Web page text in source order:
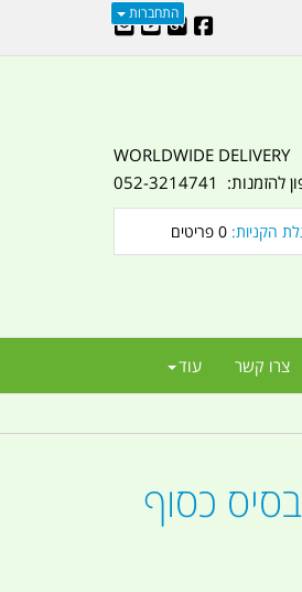
התחברות
WORLDWIDE DELIVERY
052-3214741
0
צרו קשר עוד
בסיס כסוף